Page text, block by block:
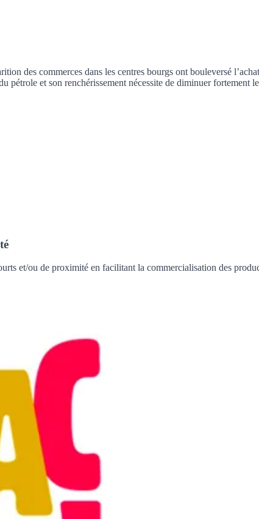
des commerces dans les centres bourgs ont bouleversé
et son renchérissement nécessite de diminuer fortement
et/ou de proximité en facilitant la commercialisation des